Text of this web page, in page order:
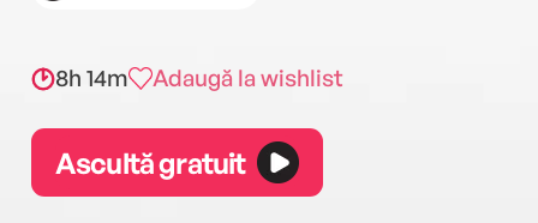
8h 14m Adaugă la wishlist
Ascultă gratuit